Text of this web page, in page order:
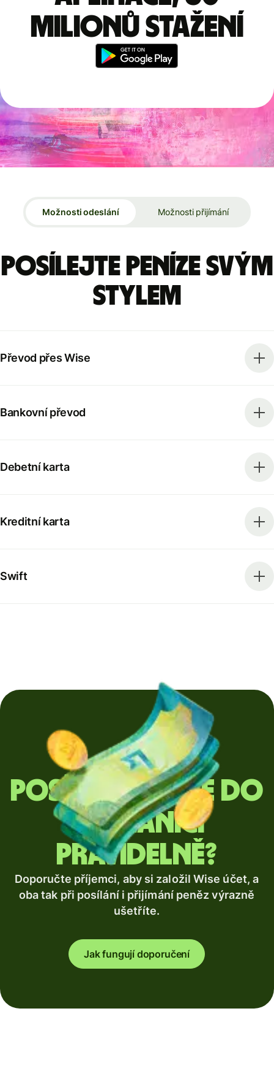
milionů stažení
Možnosti odeslání Možnosti přijímání
Posílejte peníze svým
stylem
Převod přes Wise
Bankovní převod
Debetní karta
Kreditní karta
Swift
Posíláte peníze do
zahraničí
pravidelně?
Doporučte příjemci, aby si založil Wise účet, a
oba tak při posílání i přijímání peněz výrazně
ušetříte.
Jak fungují doporučení